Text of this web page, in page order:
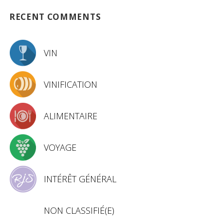
RECENT COMMENTS
VIN
VINIFICATION
ALIMENTAIRE
VOYAGE
INTÉRÊT GÉNÉRAL
NON CLASSIFIÉ(E)